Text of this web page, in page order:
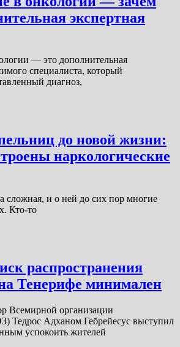
экспертная
— это дополнительная
специалиста, который
диагноз,
до новой жизни:
наркологические
сложная, и о ней до сих пор многие
Кто-то
распространения
Тенерифе минимален
Всемирной организации
Тедрос Адханом Гебрейесус выступил
успокоить жителей